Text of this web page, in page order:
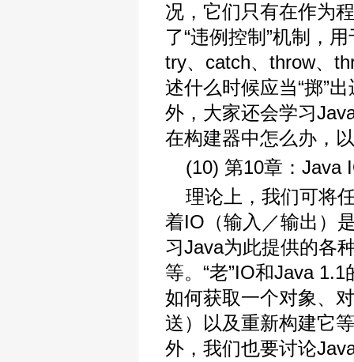
况，它们只有在作为
了“违例控制”机制，
try、catch、throw、
述什么时候应当“掷”
外，大家还会学习
在构建器中怎么办，
(10) 第10章：Java
理论上，我们可将
着IO（输入／输出）
习Java为此提供的各
等。“老”IO和Java
如何获取一个对象、
送）以及重新构建它
外，我们也要讨论